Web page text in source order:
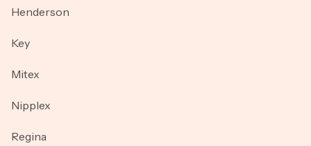
Henderson
Key
Mitex
Nipplex
Regina